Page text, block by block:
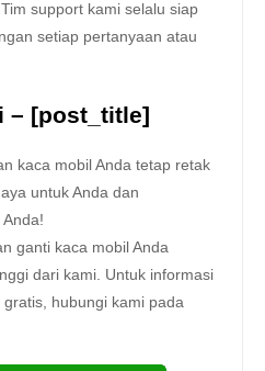
support kami selalu siap
setiap pertanyaan atau
– [post_title]
kaca mobil Anda tetap retak
untuk Anda dan
ganti kaca mobil Anda
dari kami. Untuk informasi
hubungi kami pada